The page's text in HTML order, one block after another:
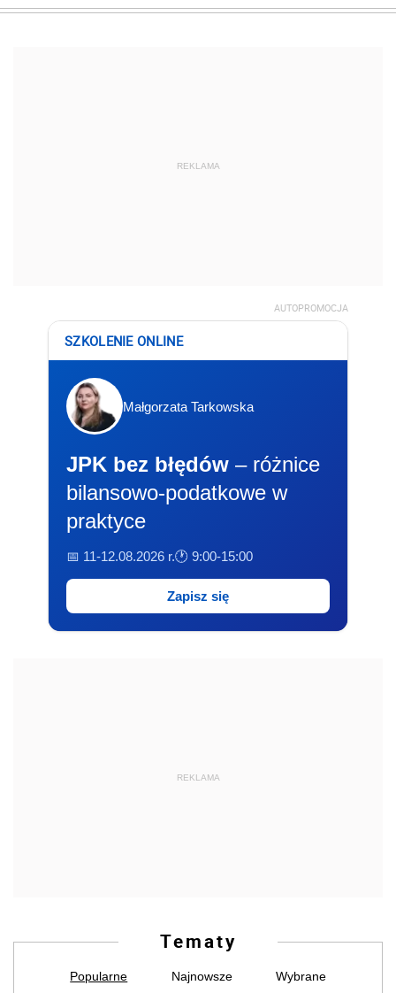
REKLAMA
AUTOPROMOCJA
SZKOLENIE ONLINE
Małgorzata Tarkowska
JPK bez błędów – różnice
bilansowo-podatkowe w
praktyce
📅 11-12.08.2026 r.🕐 9:00-15:00
Zapisz się
REKLAMA
Tematy
Popularne Najnowsze Wybrane